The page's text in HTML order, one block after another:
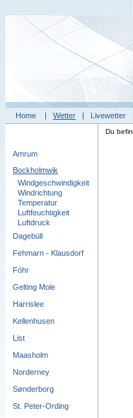
Home|Wetter|Livewetter
Amrum
Bockholmwik
Windgeschwindigkeit
Windrichtung
Temperatur
Luftfeuchtigkeit
Luftdruck
Dagebüll
Fehmarn - Klausdorf
Föhr
Gelting Mole
Harrislee
Kellenhusen
List
Maasholm
Norderney
Sønderborg
St. Peter-Ording
Du